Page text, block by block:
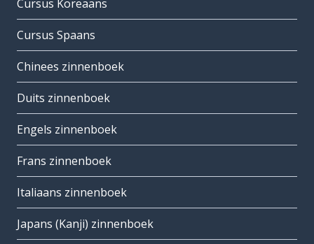
Cursus Koreaans
Cursus Spaans
Chinees zinnenboek
Duits zinnenboek
Engels zinnenboek
Frans zinnenboek
Italiaans zinnenboek
Japans (Kanji) zinnenboek